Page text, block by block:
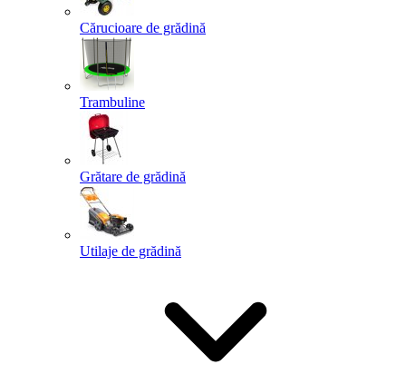
Cărucioare de grădină
Trambuline
Grătare de grădină
Utilaje de grădină